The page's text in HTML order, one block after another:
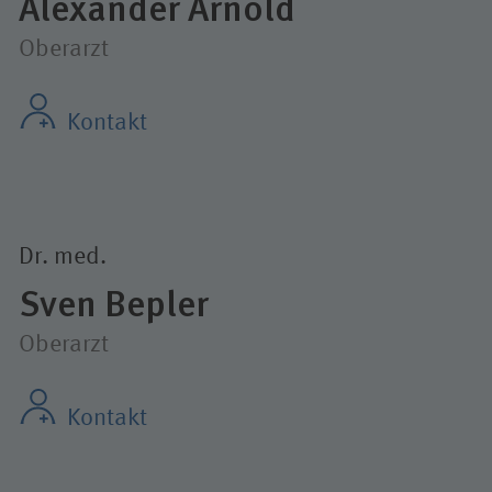
Oberarzt
Kontakt
Dr. med.
Sven Bepler
Oberarzt
Kontakt